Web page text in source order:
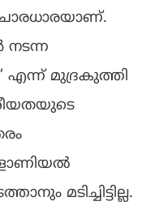
നടന്ന
എന്ന് മുദ്രകുത്തി
മടിച്ചിട്ടില്ല.